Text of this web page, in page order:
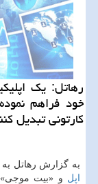
رهاتل: یك
خود فراهم
كارتونی تبدیل
به گزارش رهاتل به
اپل و «بیت موجی»